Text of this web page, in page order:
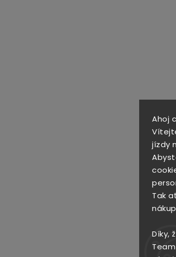
Ahoj
jízdy
Tak
Díky,